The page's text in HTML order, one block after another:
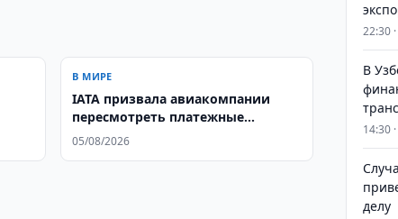
В МИРЕ
IATA призвала авиакомпании
пересмотреть платежные
стратегии
05/08/2026
22:30
В
14:30
делу